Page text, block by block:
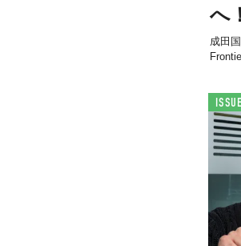
へ！
成田
ISSUE